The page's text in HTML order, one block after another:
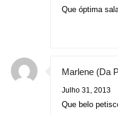
Que óptima
Marlene (Da
Julho 31, 2013
Que belo